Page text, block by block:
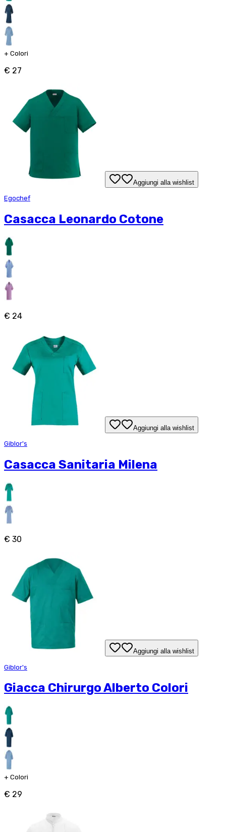
+ Colori
€ 27
Aggiungi alla wishlist
Egochef
Casacca Leonardo Cotone
€ 24
Aggiungi alla wishlist
Giblor's
Casacca Sanitaria Milena
€ 30
Aggiungi alla wishlist
Giblor's
Giacca Chirurgo Alberto Colori
+ Colori
€ 29